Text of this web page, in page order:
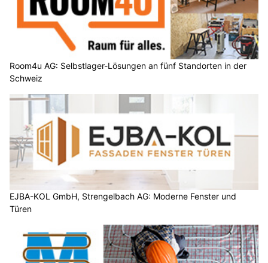
Room4u AG: Selbstlager-Lösungen an fünf Standorten in der
Schweiz
EJBA-KOL GmbH, Strengelbach AG: Moderne Fenster und
Türen